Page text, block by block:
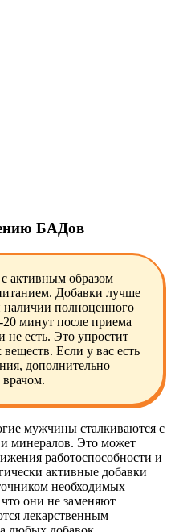
БАДов
активным образом
Добавки лучше
наличии полноценного
минут после приема
есть. Это упростит
Если у вас есть
дополнительно
врачом.
мужчины сталкиваются с
минералов. Это может
работоспособности и
активные добавки
необходимых
они не заменяют
лекарственным